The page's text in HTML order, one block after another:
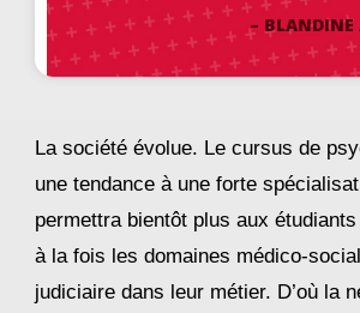
–
La société évolue. Le cursus de
une tendance à une forte
permettra bientôt plus aux étudiants
à la fois les domaines médico-
judiciaire dans leur métier. D’où la